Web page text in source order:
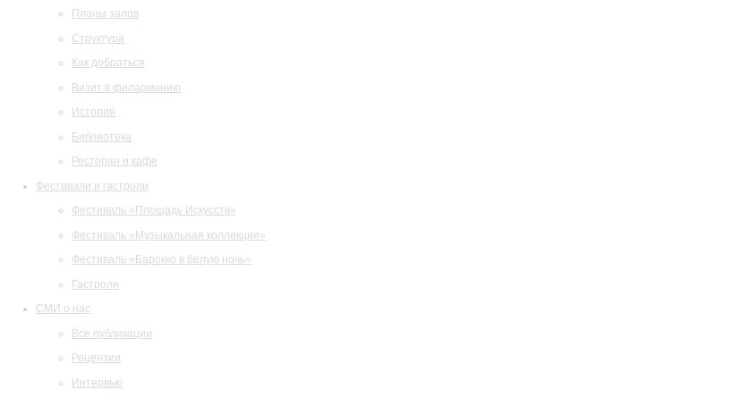
Планы залов
Структура
Как добраться
Визит в филармонию
История
Библиотека
Ресторан и кафе
Фестивали и гастроли
Фестиваль «Площадь Искусств»
Фестиваль «Музыкальная коллекция»
Фестиваль «Барокко в белую ночь»
Гастроли
СМИ о нас
Все публикации
Рецензии
Интервью